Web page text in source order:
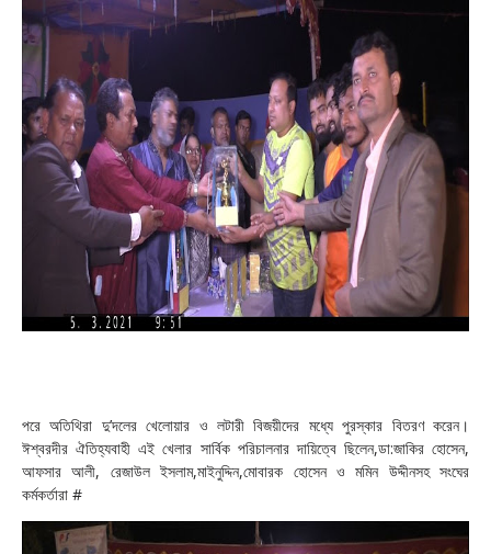
পরে অতিথিরা দু’দলের খেলোয়ার ও লটারী বিজয়ীদের মধ্যে পুরস্কার বিতরণ করেন।
ঈশ্বরদীর ঐতিহ্যবাহী এই খেলার সার্বিক পরিচালনার দায়িত্বে ছিলেন,ডা:জাকির হোসেন,
আফসার আলী, রেজাউল ইসলাম,মাইনুদ্দিন,মোবারক হোসেন ও মমিন উদ্দীনসহ সংঘের
কর্মকর্তারা #